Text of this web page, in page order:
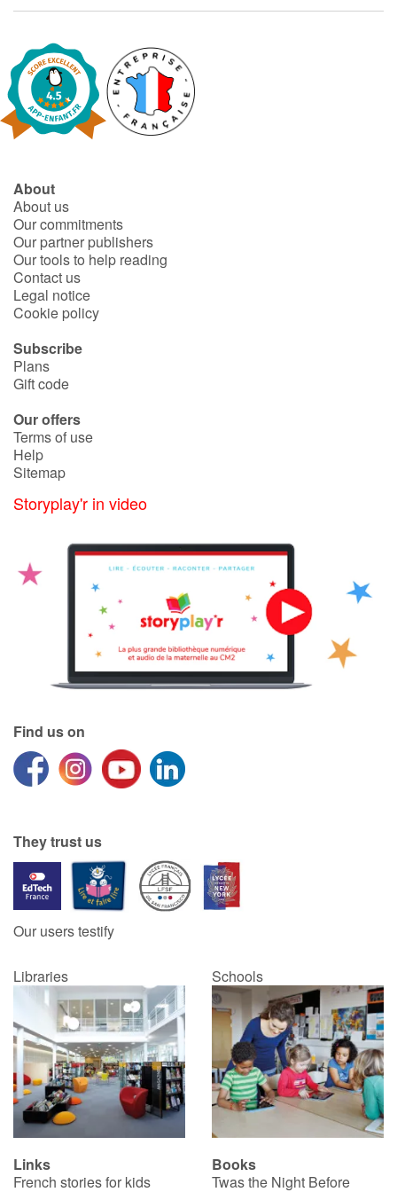
Fable, myth, literature and poetry
Princesses and princes, kings, queens and dragons
Ogres, monsters and witches
Heroines and Heroes
Ecology, nature, seasons
The animals
Travel, epic, investigation, adventure
Around the world
Learning
Documentaries
At school
Festivals and events
Love and friendship
Emotions and feelings
Formats and illustrations
Catalogue anglais
Contraste +
Help
Home
Family
Schools
Libraries
Videos & Tutorials
About
About us
Our commitments
Our partner publishers
Our tools to help reading
Contact us
Legal notice
Cookie policy
Subscribe
Plans
Gift code
Our offers
Terms of use
Help
Sitemap
Storyplay'r in video
Find us on
They trust us
Our users testify
Libraries Schools
Links
French stories for kids
Books
Twas the Night Before